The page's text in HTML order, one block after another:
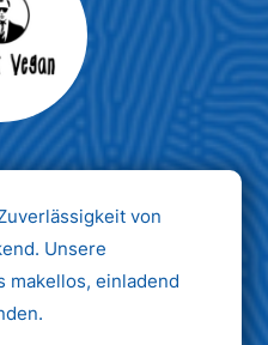
AG
von
Unsere
makellos, einladend